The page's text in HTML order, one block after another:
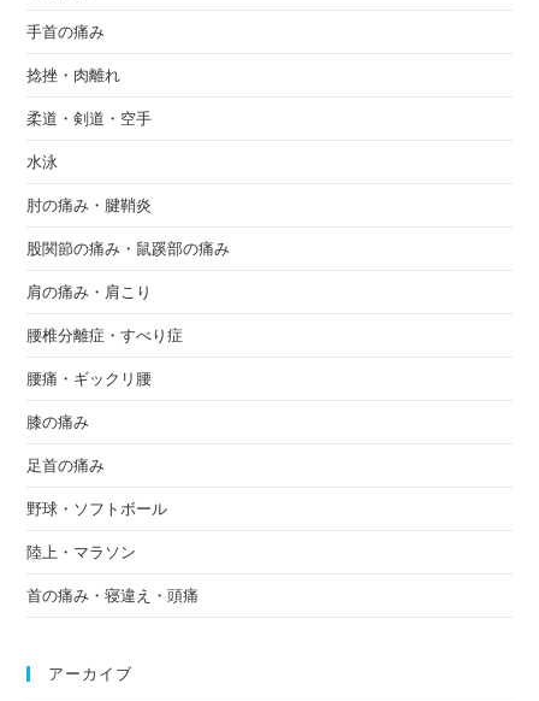
手首の痛み
捻挫・肉離れ
柔道・剣道・空手
水泳
肘の痛み・腱鞘炎
股関節の痛み・鼠蹊部の痛み
肩の痛み・肩こり
腰椎分離症・すべり症
腰痛・ギックリ腰
膝の痛み
足首の痛み
野球・ソフトボール
陸上・マラソン
首の痛み・寝違え・頭痛
アーカイブ